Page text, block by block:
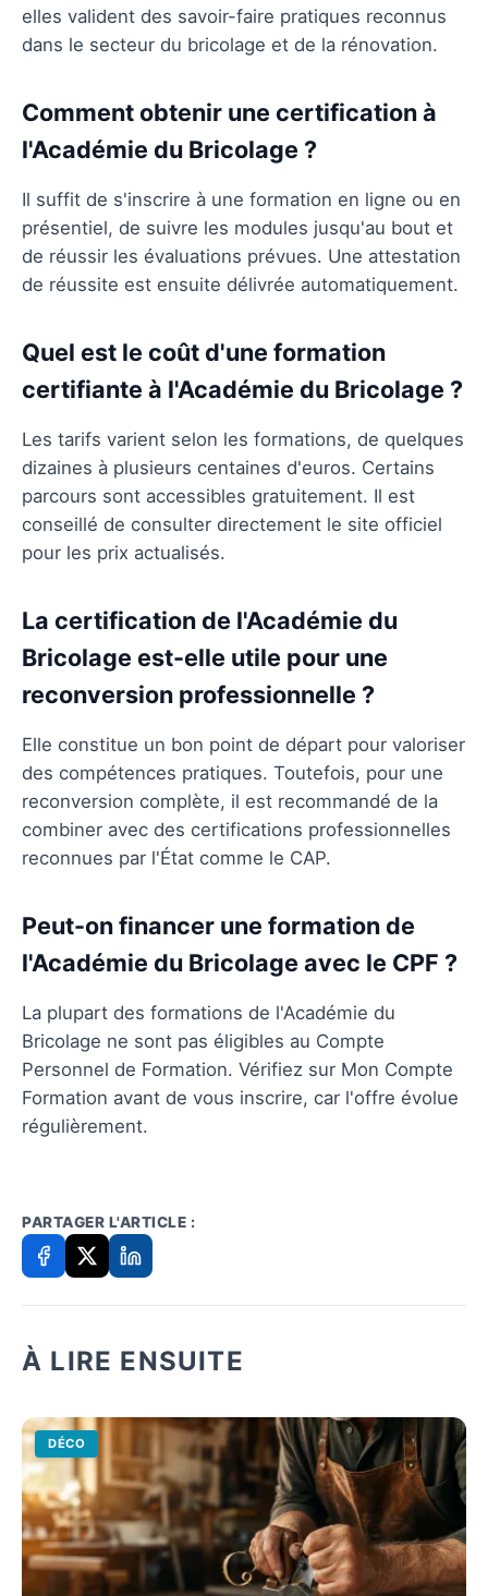
elles valident des savoir-faire pratiques reconnus
dans le secteur du bricolage et de la rénovation.
Comment obtenir une certification à
l'Académie du Bricolage ?
Il suffit de s'inscrire à une formation en ligne ou en
présentiel, de suivre les modules jusqu'au bout et
de réussir les évaluations prévues. Une attestation
de réussite est ensuite délivrée automatiquement.
Quel est le coût d'une formation
certifiante à l'Académie du Bricolage ?
Les tarifs varient selon les formations, de quelques
dizaines à plusieurs centaines d'euros. Certains
parcours sont accessibles gratuitement. Il est
conseillé de consulter directement le site officiel
pour les prix actualisés.
La certification de l'Académie du
Bricolage est-elle utile pour une
reconversion professionnelle ?
Elle constitue un bon point de départ pour valoriser
des compétences pratiques. Toutefois, pour une
reconversion complète, il est recommandé de la
combiner avec des certifications professionnelles
reconnues par l'État comme le CAP.
Peut-on financer une formation de
l'Académie du Bricolage avec le CPF ?
La plupart des formations de l'Académie du
Bricolage ne sont pas éligibles au Compte
Personnel de Formation. Vérifiez sur Mon Compte
Formation avant de vous inscrire, car l'offre évolue
régulièrement.
PARTAGER L'ARTICLE :
À LIRE ENSUITE
DÉCO